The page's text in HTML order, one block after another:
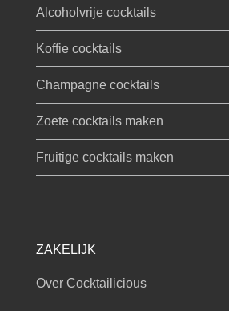
Alcoholvrije cocktails
Koffie cocktails
Champagne cocktails
Zoete cocktails maken
Fruitige cocktails maken
ZAKELIJK
Over Cocktailicious